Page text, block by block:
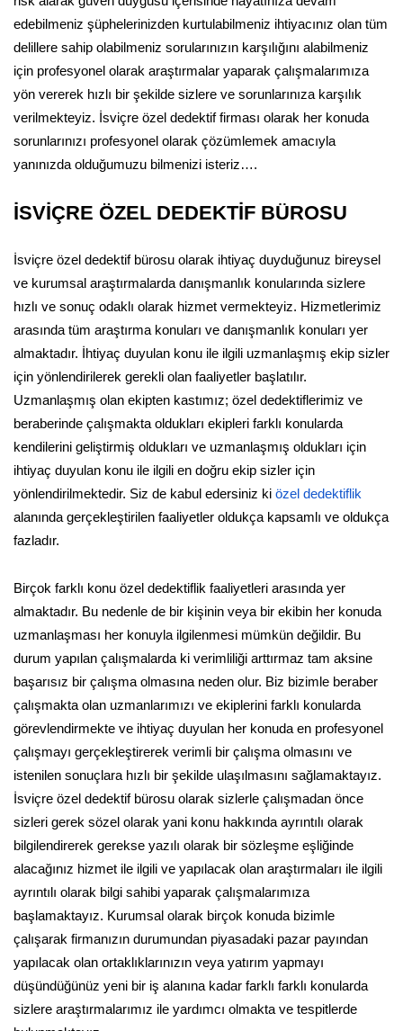
edebilmeniz şüphelerinizden kurtulabilmeniz ihtiyacınız olan tüm
delillere sahip olabilmeniz sorularınızın karşılığını alabilmeniz
için profesyonel olarak araştırmalar yaparak çalışmalarımıza
yön vererek hızlı bir şekilde sizlere ve sorunlarınıza karşılık
verilmekteyiz. İsviçre özel dedektif firması olarak her konuda
sorunlarınızı profesyonel olarak çözümlemek amacıyla
yanınızda olduğumuzu bilmenizi isteriz….
İSVİÇRE ÖZEL DEDEKTİF BÜROSU
İsviçre özel dedektif bürosu olarak ihtiyaç duyduğunuz bireysel
ve kurumsal araştırmalarda danışmanlık konularında sizlere
hızlı ve sonuç odaklı olarak hizmet vermekteyiz. Hizmetlerimiz
arasında tüm araştırma konuları ve danışmanlık konuları yer
almaktadır. İhtiyaç duyulan konu ile ilgili uzmanlaşmış ekip sizler
için yönlendirilerek gerekli olan faaliyetler başlatılır.
Uzmanlaşmış olan ekipten kastımız; özel dedektiflerimiz ve
beraberinde çalışmakta oldukları ekipleri farklı konularda
kendilerini geliştirmiş oldukları ve uzmanlaşmış oldukları için
ihtiyaç duyulan konu ile ilgili en doğru ekip sizler için
yönlendirilmektedir. Siz de kabul edersiniz ki özel dedektiflik
alanında gerçekleştirilen faaliyetler oldukça kapsamlı ve oldukça
fazladır.
Birçok farklı konu özel dedektiflik faaliyetleri arasında yer
almaktadır. Bu nedenle de bir kişinin veya bir ekibin her konuda
uzmanlaşması her konuyla ilgilenmesi mümkün değildir. Bu
durum yapılan çalışmalarda ki verimliliği arttırmaz tam aksine
başarısız bir çalışma olmasına neden olur. Biz bizimle beraber
çalışmakta olan uzmanlarımızı ve ekiplerini farklı konularda
görevlendirmekte ve ihtiyaç duyulan her konuda en profesyonel
çalışmayı gerçekleştirerek verimli bir çalışma olmasını ve
istenilen sonuçlara hızlı bir şekilde ulaşılmasını sağlamaktayız.
İsviçre özel dedektif bürosu olarak sizlerle çalışmadan önce
sizleri gerek sözel olarak yani konu hakkında ayrıntılı olarak
bilgilendirerek gerekse yazılı olarak bir sözleşme eşliğinde
alacağınız hizmet ile ilgili ve yapılacak olan araştırmaları ile ilgili
ayrıntılı olarak bilgi sahibi yaparak çalışmalarımıza
başlamaktayız. Kurumsal olarak birçok konuda bizimle
çalışarak firmanızın durumundan piyasadaki pazar payından
yapılacak olan ortaklıklarınızın veya yatırım yapmayı
düşündüğünüz yeni bir iş alanına kadar farklı farklı konularda
sizlere araştırmalarımız ile yardımcı olmakta ve tespitlerde